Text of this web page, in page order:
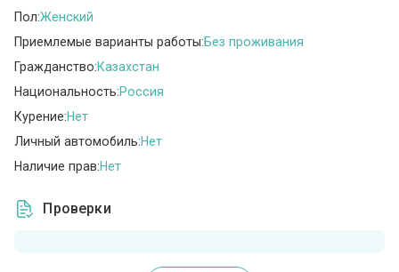
Пол:Женский
Приемлемые варианты работы:Без проживания
Гражданство:Казахстан
Национальность:Россия
Курение:Нет
Личный автомобиль:Нет
Наличие прав:Нет
Проверки